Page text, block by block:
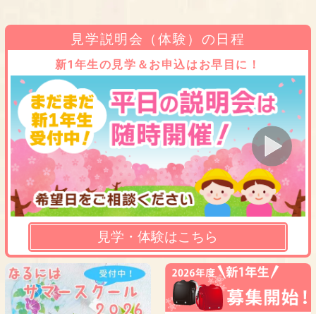
見学説明会（体験）の日程
新1年生の見学＆お申込はお早目に！
見学・体験はこちら